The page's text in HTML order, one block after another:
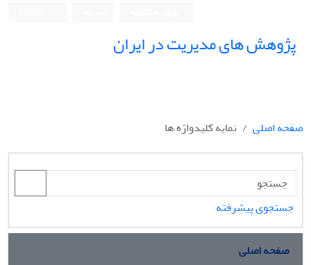
پژوهش های مدیریت در ایران
صفحه اصلی نمایه کلیدواژه ها
جستجوی پیشرفته
صفحه اصلی